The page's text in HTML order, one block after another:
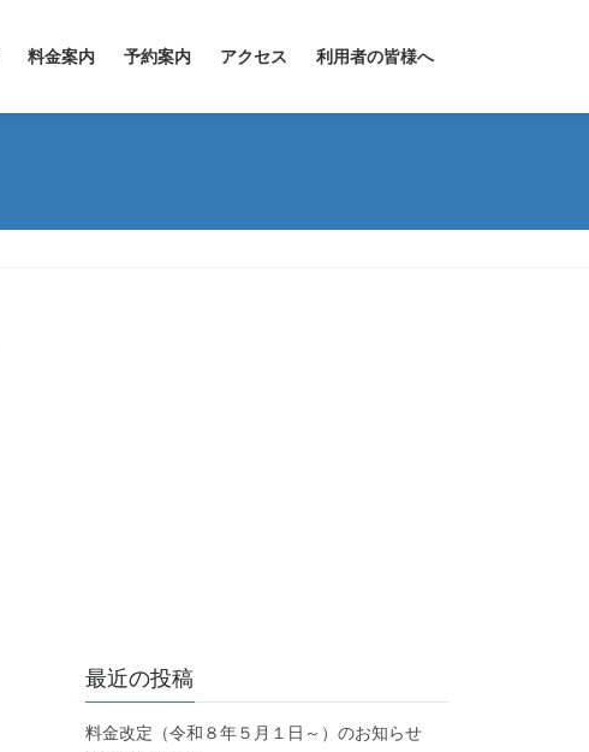
料金案内 予約案内 アクセス 利用者の皆様へ
最近の投稿
料金改定（令和８年５月１日～）のお知らせ